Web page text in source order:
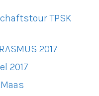
TPSK
2017
2017